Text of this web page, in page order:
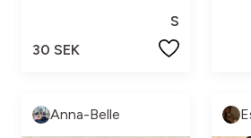
S
30 SEK
Anna-Belle